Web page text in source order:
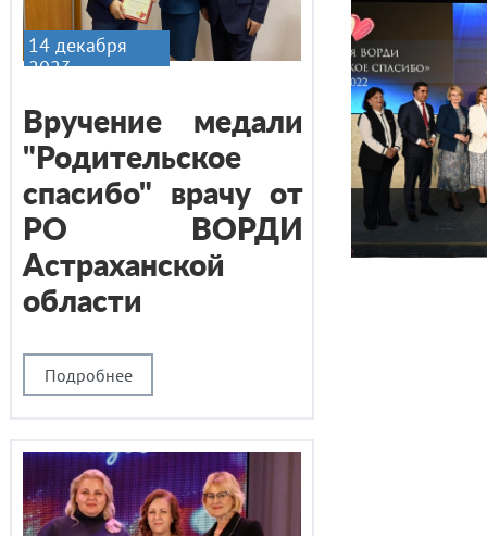
Подробнее
Вручение медали
"Родительское
спасибо" врачу от
РО ВОРДИ
Астраханской
области
14 декабря
2023